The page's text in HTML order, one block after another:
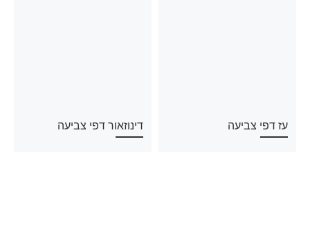
עז דפי צביעה דינוזאור דפי צביעה